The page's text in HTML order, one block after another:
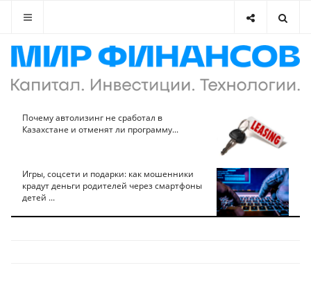
Почему автолизинг не сработал в
Казахстане и отменят ли программу...
Игры, соцсети и подарки: как мошенники
крадут деньги родителей через смартфоны
детей ...